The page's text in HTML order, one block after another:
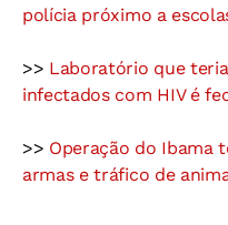
polícia próximo a
>> Laboratório que
infectados com HIV é
>> Operação do Ibama
armas e tráfico de